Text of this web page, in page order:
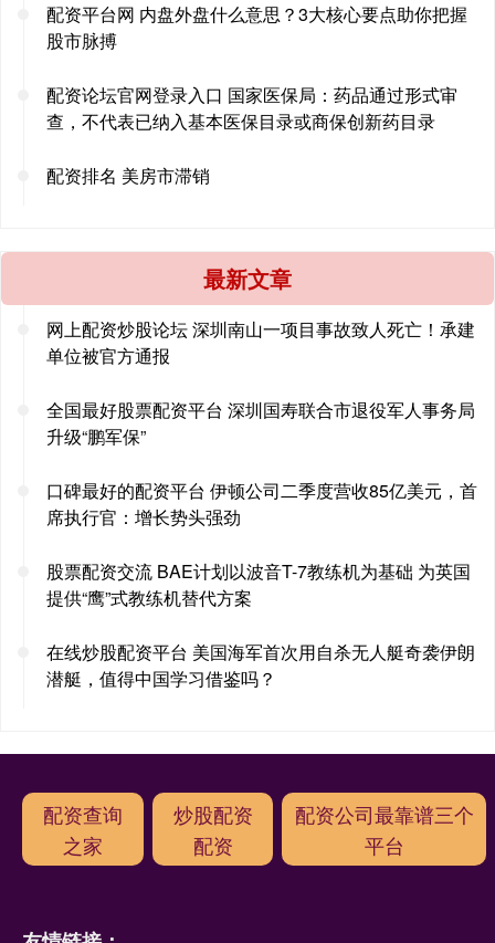
配资平台网 内盘外盘什么意思？3大核心要点助你把握
股市脉搏
配资论坛官网登录入口 国家医保局：药品通过形式审
查，不代表已纳入基本医保目录或商保创新药目录
配资排名 美房市滞销
最新文章
网上配资炒股论坛 深圳南山一项目事故致人死亡！承建
单位被官方通报
全国最好股票配资平台 深圳国寿联合市退役军人事务局
升级“鹏军保”
口碑最好的配资平台 伊顿公司二季度营收85亿美元，首
席执行官：增长势头强劲
股票配资交流 BAE计划以波音T-7教练机为基础 为英国
提供“鹰”式教练机替代方案
在线炒股配资平台 美国海军首次用自杀无人艇奇袭伊朗
潜艇，值得中国学习借鉴吗？
配资查询
之家
炒股配资
配资
配资公司最靠谱三个
平台